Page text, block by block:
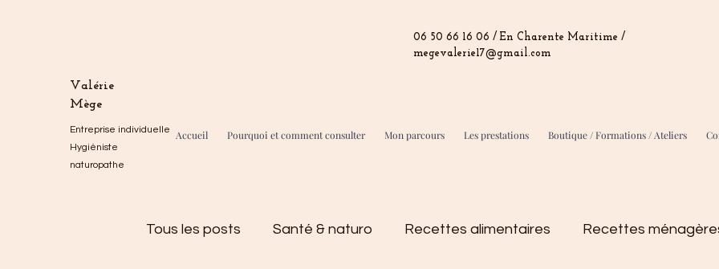
Valérie
Mège
06 50 66 16 06 / En Charente Maritime /
megevalerie17@gmail.com
Entreprise individuelle
Hygiéniste
naturopathe
Accueil Pourquoi et comment consulter Mon parcours Les prestations Boutique / Formations / Ateliers
Tous les posts Santé & naturo Recettes alimentaires Recettes